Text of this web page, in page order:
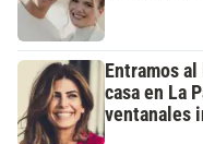
Entramos
casa en La
ventanales